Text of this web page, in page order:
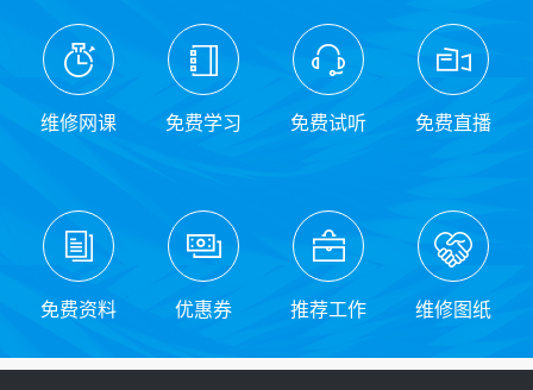
维修网课 免费学习 免费试听 免费直播
免费资料 优惠券 推荐工作 维修图纸